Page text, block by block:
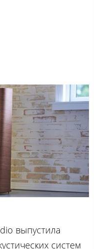
выпустила
систем